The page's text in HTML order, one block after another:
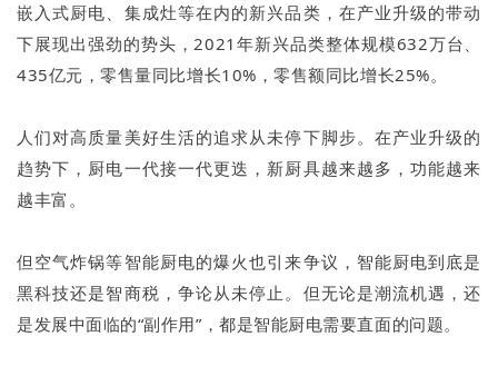
嵌入式厨电、集成灶等在内的新兴品类，在产业升级的带动
下展现出强劲的势头，2021年新兴品类整体规模632万台、
435亿元，零售量同比增长10%，零售额同比增长25%。
人们对高质量美好生活的追求从未停下脚步。在产业升级的
趋势下，厨电一代接一代更迭，新厨具越来越多，功能越来
越丰富。
但空气炸锅等智能厨电的爆火也引来争议，智能厨电到底是
黑科技还是智商税，争论从未停止。但无论是潮流机遇，还
是发展中面临的“副作用”，都是智能厨电需要直面的问题。